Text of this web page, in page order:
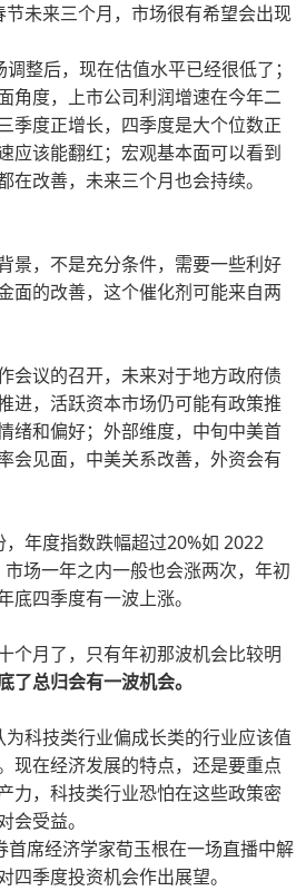
未来三个月，市场很有希望会出现
整后，现在估值水平已经很低了；
角度，上市公司利润增速在今年二
季度正增长，四季度是大个位数正
应该能翻红；宏观基本面可以看到
在改善，未来三个月也会持续。
景，不是充分条件，需要一些利好
面的改善，这个催化剂可能来自两
会议的召开，未来对于地方政府债
进，活跃资本市场仍可能有政策推
绪和偏好；外部维度，中旬中美首
会见面，中美关系改善，外资会有
年度指数跌幅超过20%如 2022
场一年之内一般也会涨两次，年初
底四季度有一波上涨。
个月了，只有年初那波机会比较明
了总归会有一波机会。
科技类行业偏成长类的行业应该值
现在经济发展的特点，还是要重点
力，科技类行业恐怕在这些政策密
会受益。
首席经济学家荀玉根在一场直播中解
四季度投资机会作出展望。